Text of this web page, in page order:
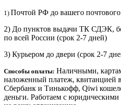
1) Почтой РФ до вашего
2) До пунктов выдачи ТК СДЭК,
по всей России (срок 2-7 дней)
3) Курьером до двери (срок 2-7
Способы оплаты: Наличными,
наложенный платеж, квитанцией
Сбербанк и Тинькофф, Qiwi
деньги. Работаем с